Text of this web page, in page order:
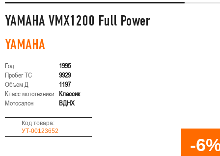
YAMAHA VMX1200 Full Power
YAMAHA
Год
1995
Пробег ТС
9929
Объем Д
1197
Класс мототехники
Классик
Мотосалон
ВДНХ
Код товара:
УТ-00123652
-